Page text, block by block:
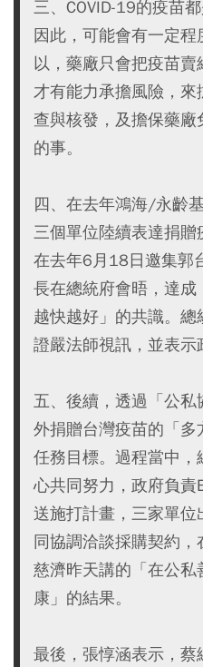
三、COVID-19的疫苗
因此，可能會有一定
以，藥廠只會把疫苗
才有能力承擔風險，來
查與核發，及擔保藥
的事。
四、在去年鴻海/永齡
三個單位陸續表達捐
在去年6月18日邀集郭
長在總統府會晤，達成
越快越好」的共識。
證嚴法師視訊，並表示
五、後續，透過「公
外捐贈台灣疫苗的「
任務目標。過程當中
心共同努力，政府負責
送施打計畫，三家單
同協調洽談採購契約
慈濟昨天講的「在公
康」的結果。
最後，張惇涵表示，